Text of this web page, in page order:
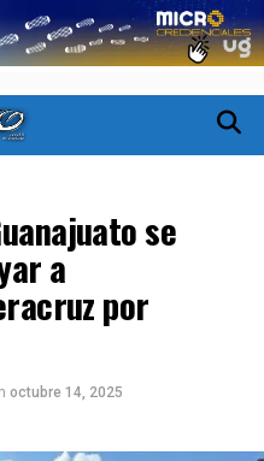
se
a
por
octubre 14, 2025